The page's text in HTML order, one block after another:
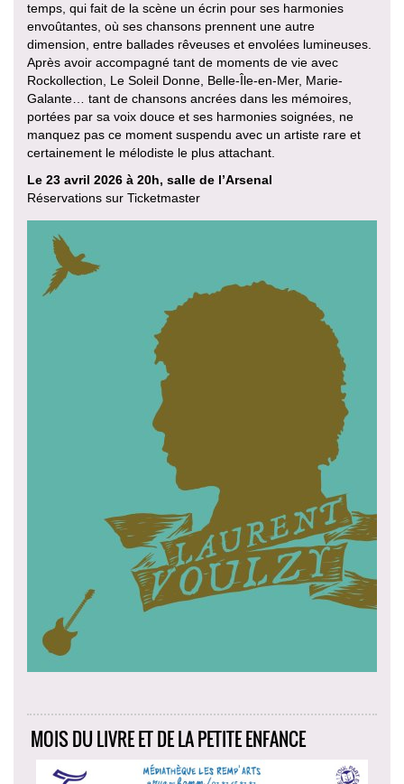
temps, qui fait de la scène un écrin pour ses harmonies
envoûtantes, où ses chansons prennent une autre
dimension, entre ballades rêveuses et envolées lumineuses.
Après avoir accompagné tant de moments de vie avec
Rockollection, Le Soleil Donne, Belle-Île-en-Mer, Marie-
Galante… tant de chansons ancrées dans les mémoires,
portées par sa voix douce et ses harmonies soignées, ne
manquez pas ce moment suspendu avec un artiste rare et
certainement le mélodiste le plus attachant.
Le 23 avril 2026 à 20h, salle de l’Arsenal
Réservations sur Ticketmaster
MOIS DU LIVRE ET DE LA PETITE ENFANCE